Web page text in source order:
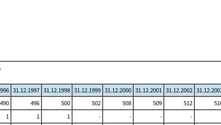
31.12.1997 31.12.1998 31.12.1999 31.12.2000 31.12.2001 31.12.2002
490
496 500 502 508 509 512
1
1 1 - - - -